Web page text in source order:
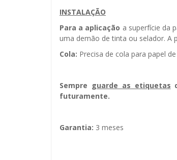
INSTALAÇÃO
Para a aplicação a superfície da
uma demão de tinta ou selador. A
Cola: Precisa de cola para papel
Sempre guarde as etiquetas
futuramente.
Garantia: 3 meses